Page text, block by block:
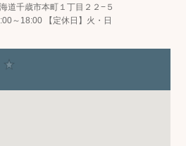
道千歳市本町１丁目２２−５
～18:00 【定休日】火・日